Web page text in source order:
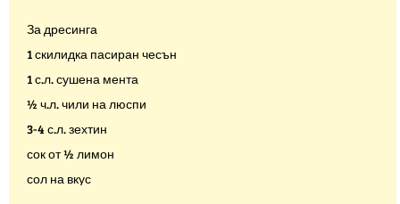
За дресинга
1 скилидка пасиран чесън
1 с.л. сушена мента
½ ч.л. чили на люспи
3-4 с.л. зехтин
сок от ½ лимон
сол на вкус